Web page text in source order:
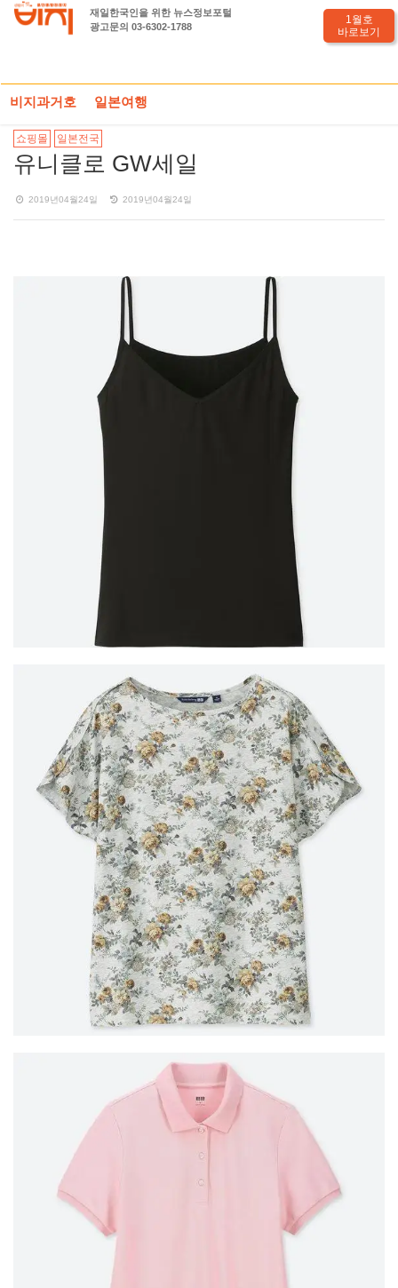
1월호
바로보기
재일한국인을 위한 뉴스정보포털
광고문의 03-6302-1788
비지과거호 일본여행
HOME 일본세일정보 PHOTO기사
쇼핑몰 일본전국
유니클로 GW세일
2019년04월24일 2019년04월24일